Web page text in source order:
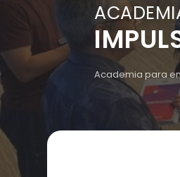
Academia para